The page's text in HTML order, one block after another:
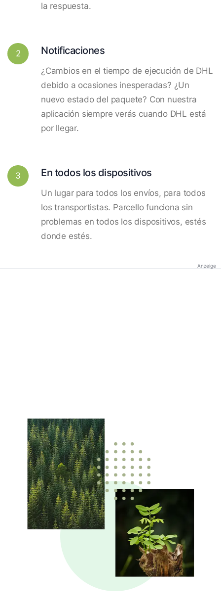
la respuesta.
2 Notificaciones
¿Cambios en el tiempo de ejecución de DHL
debido a ocasiones inesperadas? ¿Un
nuevo estado del paquete? Con nuestra
aplicación siempre verás cuando DHL está
por llegar.
3 En todos los dispositivos
Un lugar para todos los envíos, para todos
los transportistas. Parcello funciona sin
problemas en todos los dispositivos, estés
donde estés.
Anzeige